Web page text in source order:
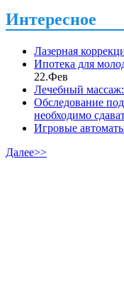
Интересное
Лазерная
Ипотека для
22.Фев
Лечебный
Обследование
необходимо
Игровые
Далее>>